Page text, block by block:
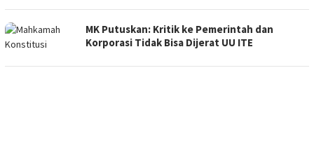
MK Putuskan: Kritik ke Pemerintah dan
Korporasi Tidak Bisa Dijerat UU ITE